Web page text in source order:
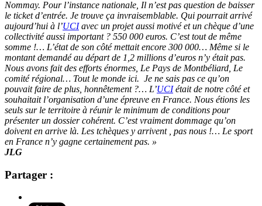
Nommay. Pour l’instance nationale, Il n’est pas question de baisser
le ticket d’entrée. Je trouve ça invraisemblable. Qui pourrait arrivé
aujourd’hui à l’UCIavec un projet aussi motivé et un chèque d’une
collectivité aussi important ? 550 000 euros. C’est tout de même
somme !… L’état de son côté mettait encore 300 000… Même si le
montant demandé au départ de 1,2 millions d’euros n’y était pas.
Nous avons fait des efforts énormes, Le Pays de Montbéliard, Le
comité régional… Tout le monde ici. Je ne sais pas ce qu’on
pouvait faire de plus, honnêtement ?… L’UCIétait de notre côté et
souhaitait l’organisation d’une épreuve en France. Nous étions les
seuls sur le territoire à réunir le minimum de conditions pour
présenter un dossier cohérent. C’est vraiment dommage qu’on
doivent en arrive là. Les tchèques y arrivent , pas nous !… Le sport
en France n’y gagne certainement pas. »
JLG
Partager :